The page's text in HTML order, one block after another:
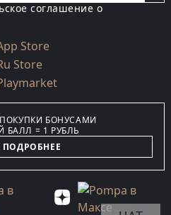
соглашение о
БОНУСАМИ
БАЛЛ = 1 РУБЛЬ
ПОДРОБНЕЕ